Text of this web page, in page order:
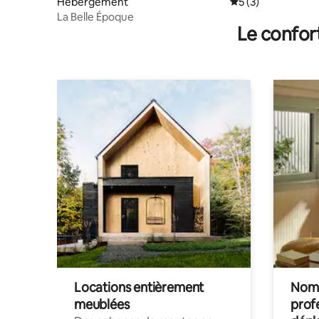
La Belle Époque
Le
Locations entièrement
meublées